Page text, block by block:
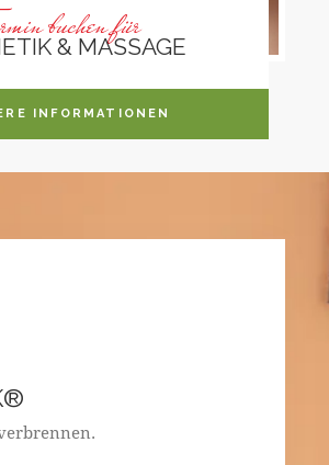
buchen für
& MASSAGE
INFORMATIONEN